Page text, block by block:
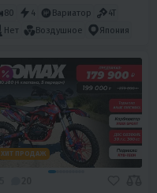
80 4 Вариатор
4T
Нет
Воздушное Япония
ХИТ ПРОДАЖ